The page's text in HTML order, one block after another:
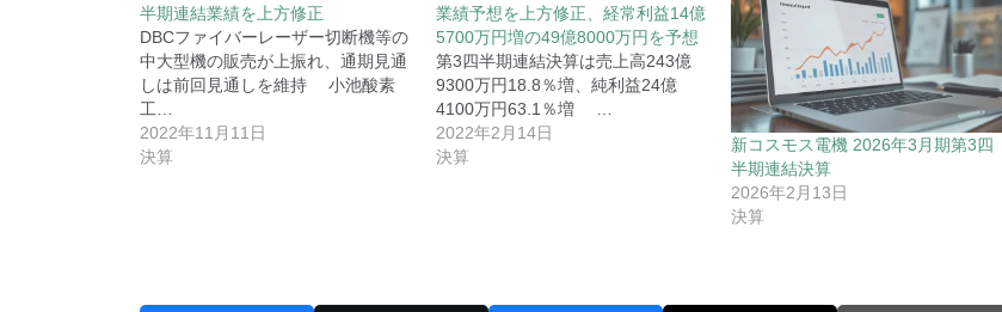
半期連結業績を上方修正
DBCファイバーレーザー切断機等の
中大型機の販売が上振れ、通期見通
しは前回見通しを維持 小池酸素
工…
2022年11月11日
決算
業績予想を上方修正、経常利益14億
5700万円増の49億8000万円を予想
第3四半期連結決算は売上高243億
9300万円18.8％増、純利益24億
4100万円63.1％増 …
2022年2月14日
決算
新コスモス電機 2026年3月期第3四
半期連結決算
2026年2月13日
決算